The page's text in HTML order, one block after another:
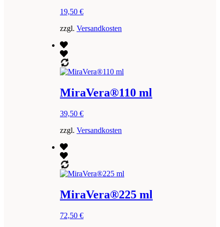
19,50 €
zzgl. Versandkosten
MiraVera®110 ml
39,50 €
zzgl. Versandkosten
MiraVera®225 ml
72,50 €